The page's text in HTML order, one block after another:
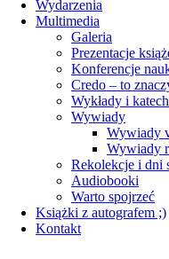
Wydarzenia
Multimedia
Galeria
Prezentacje
Konferencje
Credo – to
Wykłady i
Wywiady
Wywiady
Wywiady
Rekolekcje i dni
Audiobooki
Warto spojrzeć
Książki z autografem ;)
Kontakt